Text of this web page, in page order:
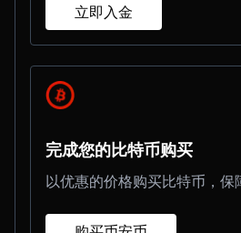
立即入金
完成您的比特币购买
以优惠的价格购买比特币，保